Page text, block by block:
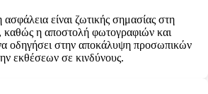
ασφάλεια είναι ζωτικής σημασίας στη
καθώς η αποστολή φωτογραφιών και
οδηγήσει στην αποκάλυψη προσωπικών
εκθέσεων σε κινδύνους.